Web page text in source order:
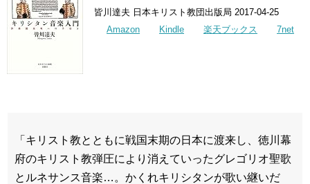
皆川達夫 日本キリスト教団出版局 2017-04-25
Amazon
Kindle 楽天ブックス 7net
「キリスト教とともに戦国末期の日本に渡来し、徳川幕
府のキリスト教弾圧により消えていったグレゴリオ聖歌
とルネサンス音楽…。かくれキリシタンが歌い継いだ